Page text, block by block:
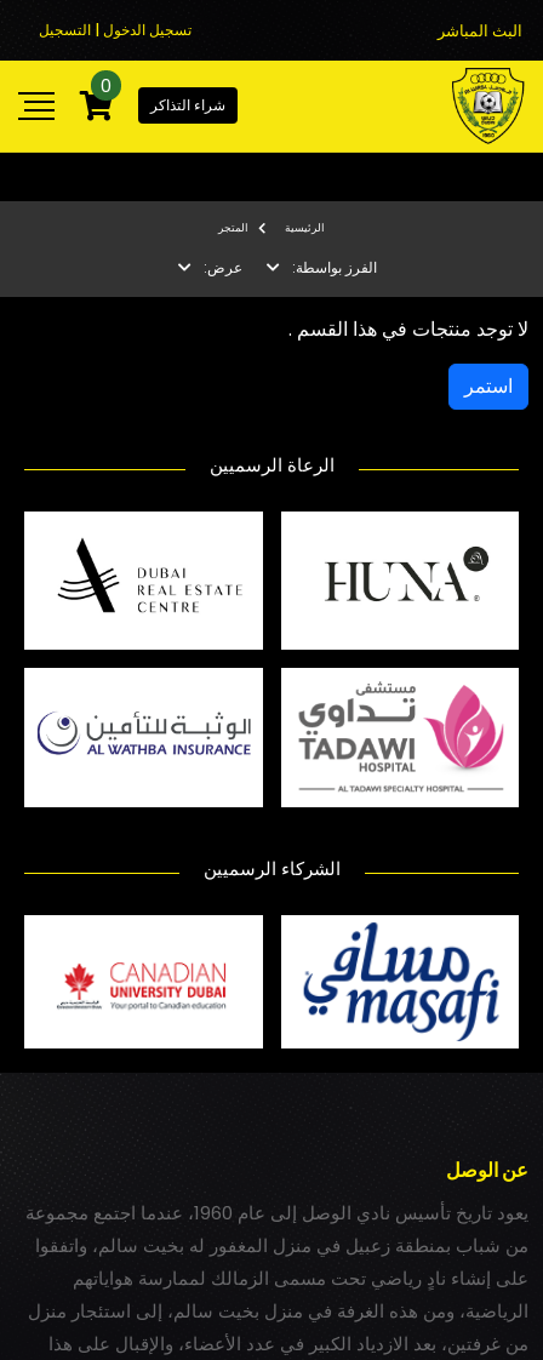
البث المباشر تسجيل الدخول | التسجيل
شراء التذاكر
0
الرئيسية المتجر
الفرز بواسطة: عرض:
لا توجد منتجات في هذا القسم .
استمر
الرعاة الرسميين
الشركاء الرسميين
عن الوصل
يعود تاريخ تأسيس نادي الوصل إلى عام 1960، عندما اجتمع مجموعة
من شباب بمنطقة زعبيل في منزل المغفور له بخيت سالم، واتفقوا
على إنشاء نادٍ رياضي تحت مسمى الزمالك لممارسة هواياتهم
الرياضية، ومن هذه الغرفة في منزل بخيت سالم، إلى استئجار منزل
من غرفتين، بعد الازدياد الكبير في عدد الأعضاء، والإقبال على هذا